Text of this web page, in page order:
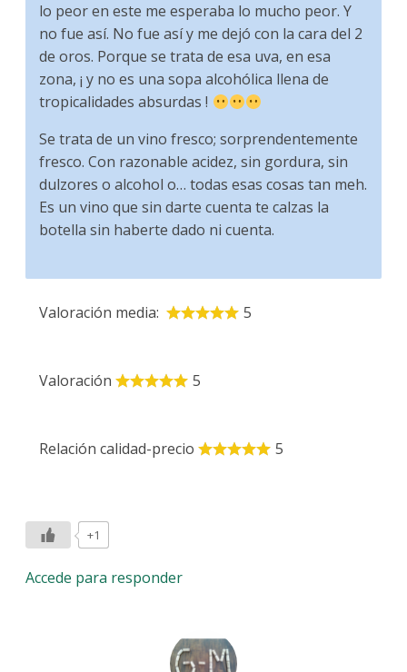
lo peor en este me esperaba lo mucho peor. Y
no fue así. No fue así y me dejó con la cara del 2
de oros. Porque se trata de esa uva, en esa
zona, ¡ y no es una sopa alcohólica llena de
tropicalidades absurdas !
Se trata de un vino fresco; sorprendentemente
fresco. Con razonable acidez, sin gordura, sin
dulzores o alcohol o… todas esas cosas tan meh.
Es un vino que sin darte cuenta te calzas la
botella sin haberte dado ni cuenta.
Valoración media: 5
Valoración 5
Relación calidad-precio 5
+1
Accede para responder